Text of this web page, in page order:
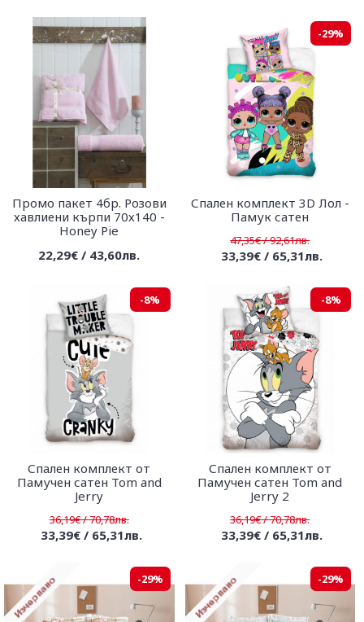
Промо пакет 4бр. Розови
хавлиени кърпи 70х140 -
Honey Pie
22,29€ / 43,60лв.
-29%
Спален комплект 3D Лол -
Памук сатен
47,35€ / 92,61лв.
33,39€ / 65,31лв.
-8%
Спален комплект от
Памучен сатен Tom and
Jerry
36,19€ / 70,78лв.
33,39€ / 65,31лв.
-8%
Спален комплект от
Памучен сатен Tom and
Jerry 2
36,19€ / 70,78лв.
33,39€ / 65,31лв.
-29% -29%